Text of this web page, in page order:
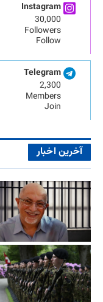
Instagram
30,000
Followers
Follow
Telegram
2,300
Members
Join
آخرین اخبار